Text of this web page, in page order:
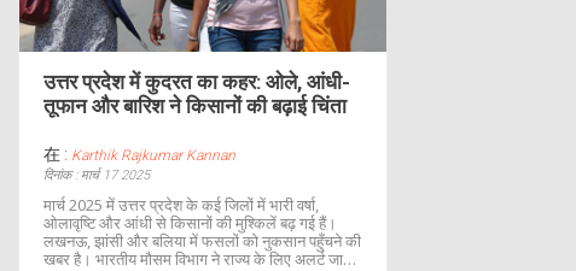
उत्तर प्रदेश में कुदरत का कहर: ओले, आंधी-
तूफान और बारिश ने किसानों की बढ़ाई चिंता
在 : Karthik Rajkumar Kannan
दिनांक : मार्च 17 2025
मार्च 2025 में उत्तर प्रदेश के कई जिलों में भारी वर्षा,
ओलावृष्टि और आंधी से किसानों की मुश्किलें बढ़ गई हैं।
लखनऊ, झांसी और बलिया में फसलों को नुकसान पहुँचने की
खबर है। भारतीय मौसम विभाग ने राज्य के लिए अलर्ट जारी